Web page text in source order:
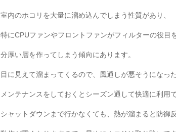
室内のホコリを大量に溜め込んでしまう性質があり、
特にCPUファンやフロントファンがフィルターの役目
分厚い層を作ってしまう傾向にあります。
目に見えて溜まってくるので、風通しが悪そうになっ
メンテナンスをしておくとシーズン通して快適に利用
シャットダウンまで行かなくても、熱が溜まると防御